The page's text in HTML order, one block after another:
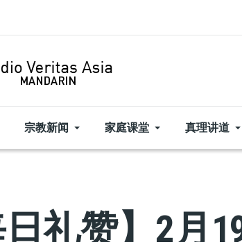
宗教新闻 家庭课堂 真理讲道
日礼赞】2月